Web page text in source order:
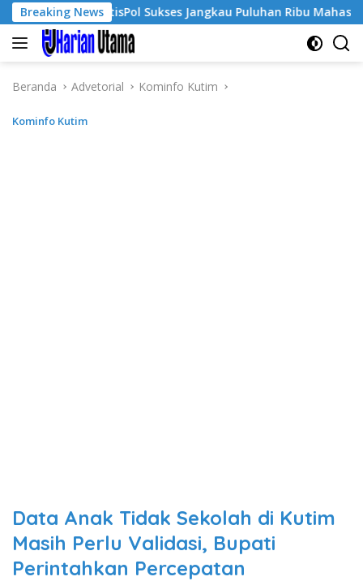
Langsung
ke
konten
Breaking News
GratisPol Sukses Jangkau Puluhan Ribu Mahasiswa,
Beranda Advetorial Kominfo Kutim
Kominfo Kutim
Data Anak Tidak Sekolah di Kutim
Masih Perlu Validasi, Bupati
Perintahkan Percepatan